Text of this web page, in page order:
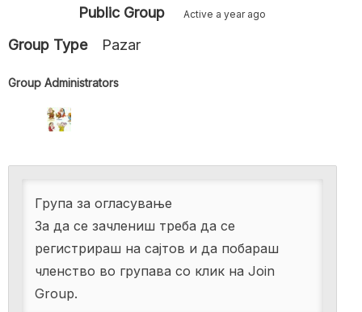
Public Group Active a year ago
Group Type Pazar
Group
Leadership
Group Administrators
Група за огласување
За да се зачлениш треба да се
регистрираш на сајтов и да побараш
членство во групава со клик на Join
Group.